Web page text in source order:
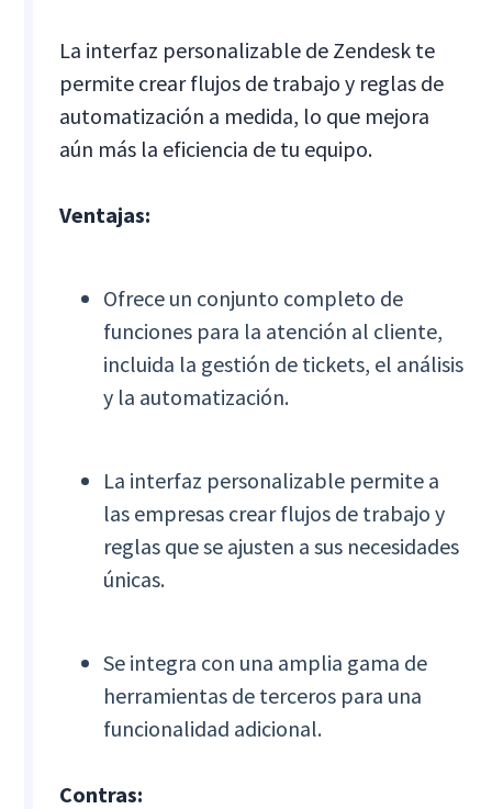
La interfaz personalizable de Zendesk te
permite crear flujos de trabajo y reglas de
automatización a medida, lo que mejora
aún más la eficiencia de tu equipo.
Ventajas:
Ofrece un conjunto completo de
funciones para la atención al cliente,
incluida la gestión de tickets, el análisis
y la automatización.
La interfaz personalizable permite a
las empresas crear flujos de trabajo y
reglas que se ajusten a sus necesidades
únicas.
Se integra con una amplia gama de
herramientas de terceros para una
funcionalidad adicional.
Contras: